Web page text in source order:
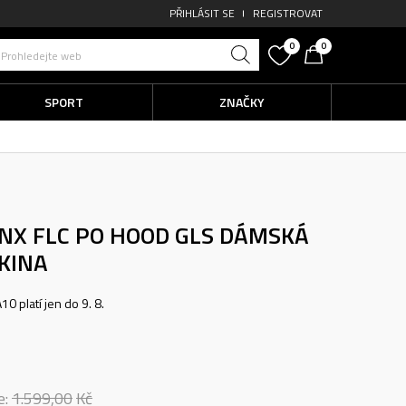
PŘIHLÁSIT SE REGISTROVAT
Prohledejte web
0 0
SPORT ZNAČKY
FLC PO HOOD GLS DÁMSKÁ
platí jen do 9. 8.
1.599,00Kč